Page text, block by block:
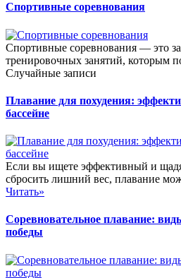
Спортивные соревнования
Спортивные соревнования — это
тренировочных занятий, которым
Случайные записи
Плавание для похудения:
бассейне
Если вы ищете эффективный и
сбросить лишний вес, плавание
Читать»
Соревновательное плавание:
победы